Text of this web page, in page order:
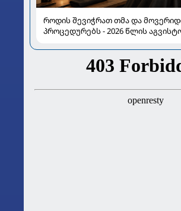
როდის შევიჭრათ თმა და
პროცედურებს - 2026 წლის